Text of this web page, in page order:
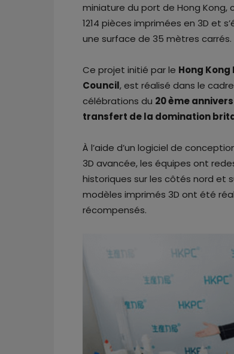
miniature du port de Hong Kong,
1214 pièces imprimées en 3D et
une surface de 35 mètres carrés.
Ce projet initié par le Hong
Council, est réalisé dans le
célébrations du 20 ème
transfert de la domination
À l’aide d’un logiciel de
3D avancée, les équipes ont
historiques sur les côtés nord et
modèles imprimés 3D ont été
récompensés.